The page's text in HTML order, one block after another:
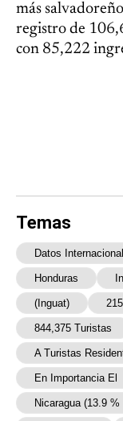
más
registro de
con 85,222
Temas
Datos
Honduras
(Inguat)
844,375 Turistas
A Turistas
En Importancia El
Nicaragua (13.9 %